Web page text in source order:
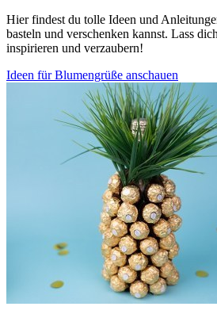
Hier findest du tolle Ideen und
basteln und verschenken kannst. Lass
inspirieren und verzaubern!
Ideen für Blumengrüße anschauen